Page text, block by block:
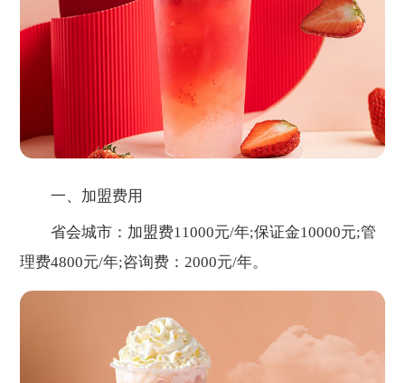
一、加盟费用
省会城市：加盟费11000元/年;保证金10000元;管
理费4800元/年;咨询费：2000元/年。